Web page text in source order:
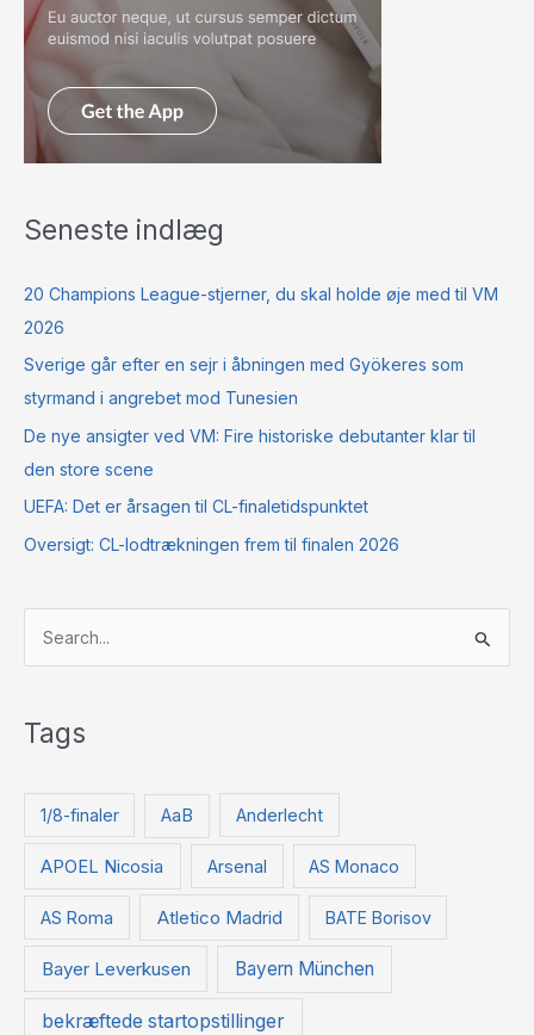
Seneste indlæg
20 Champions League-stjerner, du skal holde øje med til VM
2026
Sverige går efter en sejr i åbningen med Gyökeres som
styrmand i angrebet mod Tunesien
De nye ansigter ved VM: Fire historiske debutanter klar til
den store scene
UEFA: Det er årsagen til CL-finaletidspunktet
Oversigt: CL-lodtrækningen frem til finalen 2026
e
e
Tags
1/8-finaler AaB Anderlecht
APOEL Nicosia Arsenal AS Monaco
AS Roma Atletico Madrid BATE Borisov
Bayer Leverkusen Bayern München
bekræftede startopstillinger